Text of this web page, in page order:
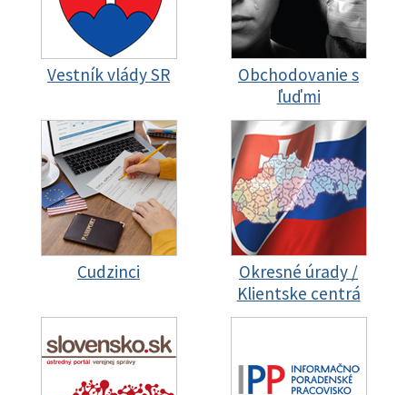
Vestník vlády SR
Obchodovanie s
ľuďmi
Cudzinci
Okresné úrady /
Klientske centrá